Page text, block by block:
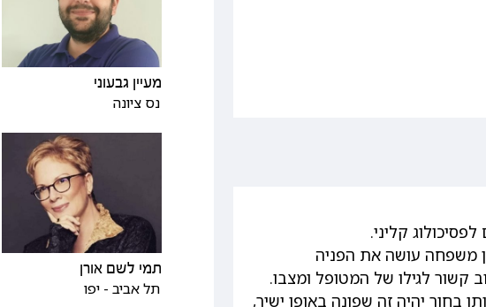
קליני.
משפחה עושה את הפניה
קשור לגילו של המטופל ומצבו.
בחור יהיה זה שפונה באופן ישיר,
מעיין גבעוני
נס ציונה
תמי לשם אורן
תל אביב - יפו